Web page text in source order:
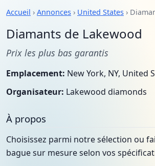
Accueil › Annonces › United States ›
Diamants de Lakewood
Prix les plus bas garantis
Emplacement: New York, NY, United
Organisateur: Lakewood diamonds
À propos
Choisissez parmi notre sélection ou
bague sur mesure selon vos